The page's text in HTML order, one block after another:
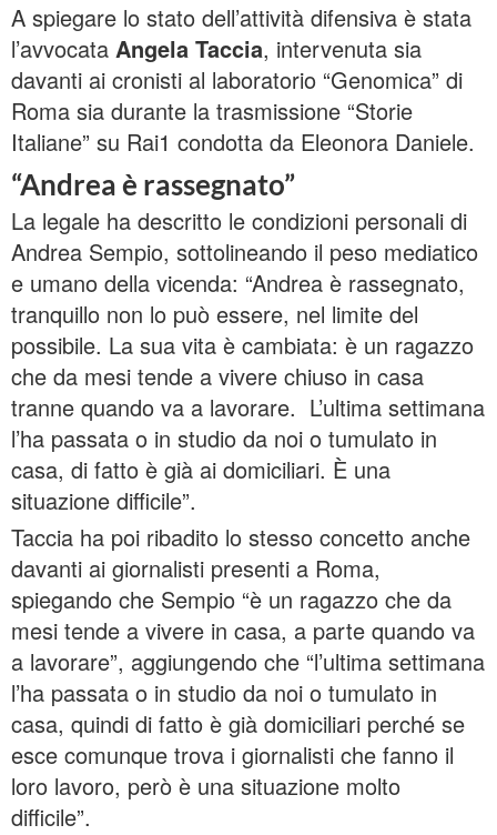
A spiegare lo stato dell’attività difensiva è stata
l’avvocata Angela Taccia, intervenuta sia
davanti ai cronisti al laboratorio “Genomica” di
Roma sia durante la trasmissione “Storie
Italiane” su Rai1 condotta da Eleonora Daniele.
“Andrea è rassegnato”
La legale ha descritto le condizioni personali di
Andrea Sempio, sottolineando il peso mediatico
e umano della vicenda: “Andrea è rassegnato,
tranquillo non lo può essere, nel limite del
possibile. La sua vita è cambiata: è un ragazzo
che da mesi tende a vivere chiuso in casa
tranne quando va a lavorare. L’ultima settimana
l’ha passata o in studio da noi o tumulato in
casa, di fatto è già ai domiciliari. È una
situazione difficile”.
Taccia ha poi ribadito lo stesso concetto anche
davanti ai giornalisti presenti a Roma,
spiegando che Sempio “è un ragazzo che da
mesi tende a vivere in casa, a parte quando va
a lavorare”, aggiungendo che “l’ultima settimana
l’ha passata o in studio da noi o tumulato in
casa, quindi di fatto è già domiciliari perché se
esce comunque trova i giornalisti che fanno il
loro lavoro, però è una situazione molto
difficile”.